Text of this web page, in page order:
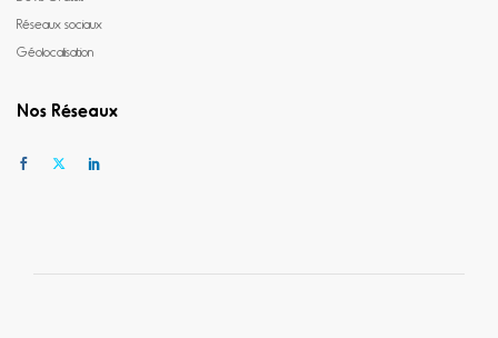
Réseaux sociaux
Géolocalisation
Nos Réseaux